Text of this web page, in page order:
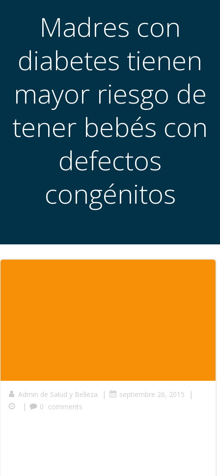
Madres con
diabetes tienen
mayor riesgo de
tener bebés con
defectos
congénitos
Admin de Salud y Belleza | septiembre 26, 2015
|
|
0 comments